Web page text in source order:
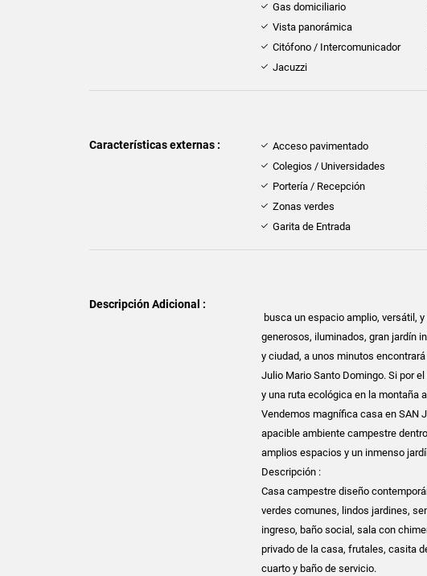
Gas domiciliario
Vista panorámica
Citófono / Intercomunicador
Jacuzzi
Características externas : Acceso pavimentado
Colegios / Universidades
Portería / Recepción
Zonas verdes
Garita de Entrada
Descripción Adicional :
busca un espacio amplio, versátil,
generosos, iluminados, gran jardín
y ciudad, a unos minutos
Julio Mario Santo Domingo. Si por
y una ruta ecológica en la montaña
Vendemos magnífica casa en SAN
apacible ambiente campestre
amplios espacios y un inmenso
Descripción :
Casa campestre diseño
verdes comunes, lindos jardines,
ingreso, baño social, sala con
privado de la casa, frutales, casita
cuarto y baño de servicio.